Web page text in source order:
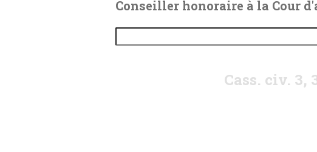
Conseiller honoraire à la Cour
Cass. civ. 3,